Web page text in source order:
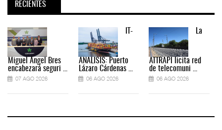
RECIENTES
Miguel Ángel Bres
encabezará seguri ...
07 AGO 2026
IT-
ANÁLISIS: Puerto
Lázaro Cárdenas ...
06 AGO 2026
La
ATTRAPI licita red
de telecomuni ...
06 AGO 2026